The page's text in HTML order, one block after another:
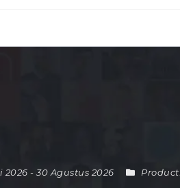
2026- 30 Agustus 2026